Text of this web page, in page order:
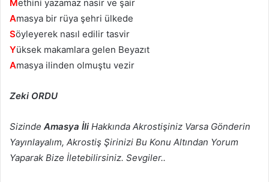
Methini yazamaz nasir ve şair
Amasya bir rüya şehri ülkede
Söyleyerek nasıl edilir tasvir
Yüksek makamlara gelen Beyazıt
Amasya ilinden olmuştu vezir
Zeki ORDU
Sizinde Amasya İli Hakkında Akrostişiniz Varsa Gönderin
Yayınlayalım, Akrostiş Şirinizi Bu Konu Altından Yorum
Yaparak Bize İletebilirsiniz. Sevgiler..